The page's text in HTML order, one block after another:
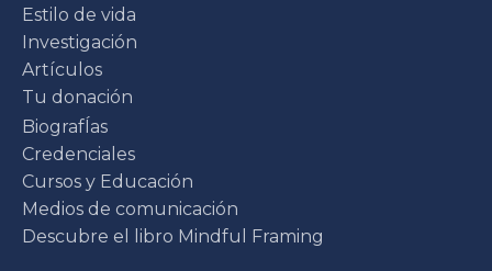
Estilo de vida
Investigación
Artículos
Tu donación
BiografÍas
Credenciales
Cursos y Educación
Medios de comunicación
Descubre el libro Mindful Framing